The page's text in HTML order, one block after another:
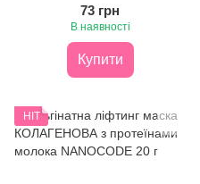
73 грн
В наявності
Купити
HIT